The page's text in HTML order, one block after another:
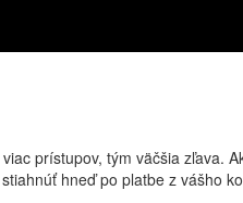
prístupov, tým väčšia zľava.
hneď po platbe z vášho